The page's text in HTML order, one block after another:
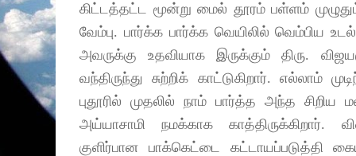
கிட்டத்தட்ட மூன்று மைல் தூரம் பள்ளம்
வேம்பு. பார்க்க பார்க்க வெயிலில் வெம்பிய
அவருக்கு உதவியாக இருக்கும் திரு.
வந்திருந்து சுற்றிக் காட்டுகிறார். எல்லாம்
புதூரில் முதலில் நாம் பார்த்த அந்த சிறிய
அய்யாசாமி நமக்காக காத்திருக்கிறார்.
குளிர்பான பாக்கெட்டை கட்டாயப்படுத்தி